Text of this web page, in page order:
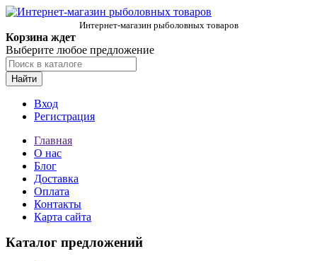
Интернет-магазин рыболовных товаров
Корзина ждет
Выберите любое предложение
Найти
Вход
Регистрация
Главная
О нас
Блог
Доставка
Оплата
Контакты
Карта сайта
Каталог предложений